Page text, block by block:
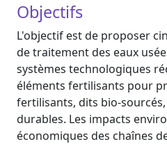
Objectifs
L'objectif est de proposer
de traitement des eaux
systèmes technologiques
éléments fertilisants pour
fertilisants, dits bio-
durables. Les impacts
économiques des chaînes